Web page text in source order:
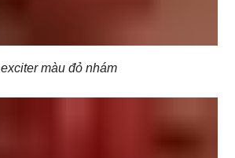
exciter màu đỏ nhám